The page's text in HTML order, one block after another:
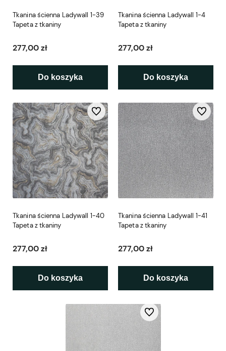
Tkanina ścienna Ladywall 1-39
Tapeta z tkaniny
277,00 zł
Do koszyka
Tkanina ścienna Ladywall 1-4
Tapeta z tkaniny
277,00 zł
Do koszyka
Tkanina ścienna Ladywall 1-40
Tapeta z tkaniny
277,00 zł
Do koszyka
Do ulubionych
Tkanina ścienna Ladywall 1-41
Tapeta z tkaniny
277,00 zł
Do koszyka
Do
Do ulubionych